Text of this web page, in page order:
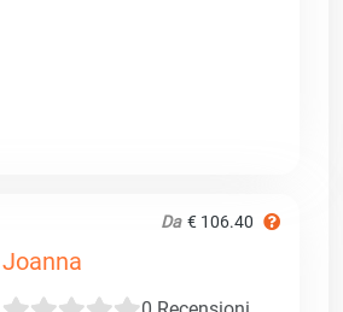
Da € 106.40
Joanna